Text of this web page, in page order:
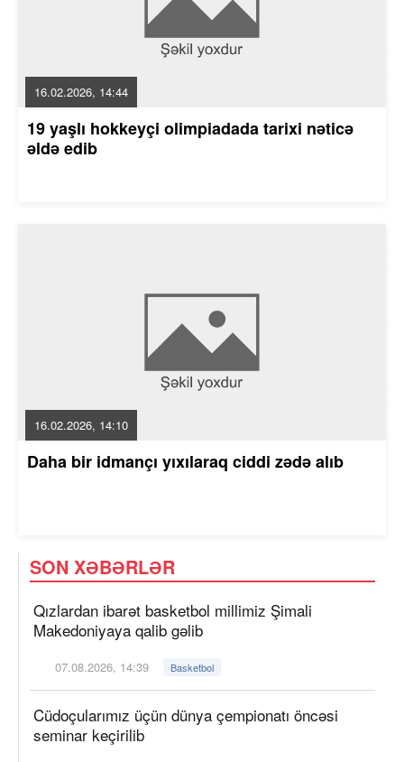
16.02.2026, 14:44
19 yaşlı hokkeyçi olimpiadada tarixi nəticə
əldə edib
16.02.2026, 14:10
Daha bir idmançı yıxılaraq ciddi zədə alıb
SON XƏBƏRLƏR
Qızlardan ibarət basketbol millimiz Şimali
Makedoniyaya qalib gəlib
07.08.2026, 14:39 Basketbol
Cüdoçularımız üçün dünya çempionatı öncəsi
seminar keçirilib